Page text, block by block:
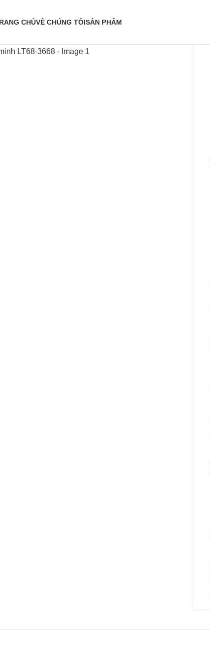
CHỦVỀ CHÚNG TÔISẢN PHẨM